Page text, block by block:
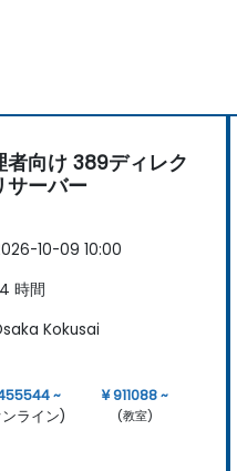
者向け 389ディレク
サーバー
10-09 10:00
時間
Kokusai
~
ライン)
¥ 911088 ~
(教室)